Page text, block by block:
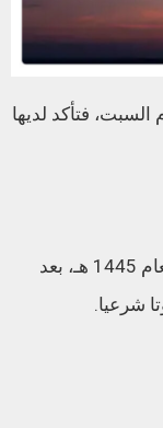
1445 هجرية بعد مغرب اليوم السبت، فتأكد لديها
“تنهي وزارة الأوقاف والشؤون الإسلامية إلى علم المواطنين أنها راقبت هلال شهر شعبان لعام 1445 هـ، بعد